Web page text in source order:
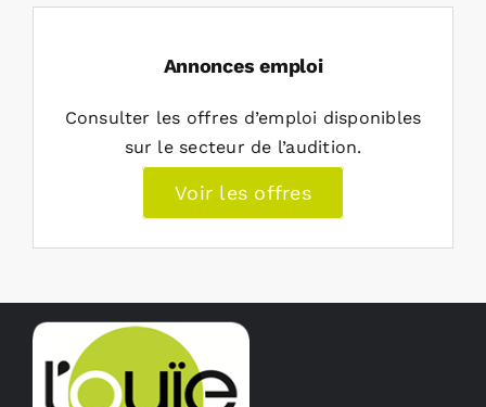
Annonces emploi
Consulter les offres d’emploi disponibles
sur le secteur de l’audition.
Voir les offres